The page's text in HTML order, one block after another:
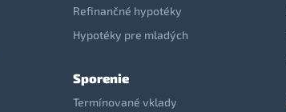
Refinančné hypotéky
Hypotéky pre mladých
Sporenie
Termínované vklady